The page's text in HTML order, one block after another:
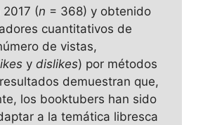
(n = 368) y obtenido
cuantitativos de
de vistas,
y dislikes) por métodos
demuestran que,
los booktubers han sido
a la temática libresca